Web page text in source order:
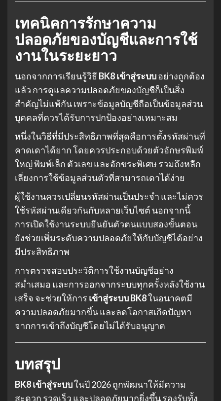
เทคนิคการรักษาความ
ปลอดภัยของบัญชีและการใช้
งานในระยะยาว
นอกจากการเรียนรู้วิธี BK8 เข้าสู่ระบบอย่างถูกต้อง
แล้ว การดูแลความปลอดภัยของบัญชีก็เป็นสิ่ง
สำคัญไม่แพ้กัน เพราะข้อมูลบัญชีถือเป็นข้อมูลส่วน
บุคคลที่ควรได้รับการปกป้องอย่างเหมาะสม
หนึ่งในวิธีที่มีประสิทธิภาพที่สุดคือการตั้งรหัสผ่านที่
คาดเดาได้ยาก โดยควรประกอบด้วยตัวอักษรพิมพ์
ใหญ่ พิมพ์เล็ก ตัวเลข และอักขระพิเศษ รวมถึงหลีก
เลี่ยงการใช้ข้อมูลส่วนตัวที่สามารถเดาได้ง่าย
ผู้ใช้งานควรเปลี่ยนรหัสผ่านเป็นประจำ และไม่ควร
ใช้รหัสผ่านเดียวกันกับหลายเว็บไซต์ นอกจากนี้
การเปิดใช้งานระบบยืนยันตัวตนแบบสองขั้นตอน
ยังช่วยเพิ่มระดับความปลอดภัยให้กับบัญชีได้อย่าง
มีประสิทธิภาพ
การตรวจสอบประวัติการใช้งานบัญชีอย่าง
สม่ำเสมอ และการออกจากระบบทุกครั้งหลังใช้งาน
เสร็จ จะช่วยให้การ เข้าสู่ระบบ BK8ในอนาคตมี
ความปลอดภัยมากขึ้น และลดโอกาสเกิดปัญหา
จากการเข้าถึงบัญชีโดยไม่ได้รับอนุญาต
บทสรุป
BK8 เข้าสู่ระบบในปี 2026 ถูกพัฒนาให้มีความ
สะดวก รวดเร็ว และปลอดภัยมากยิ่งขึ้น รองรับทั้ง